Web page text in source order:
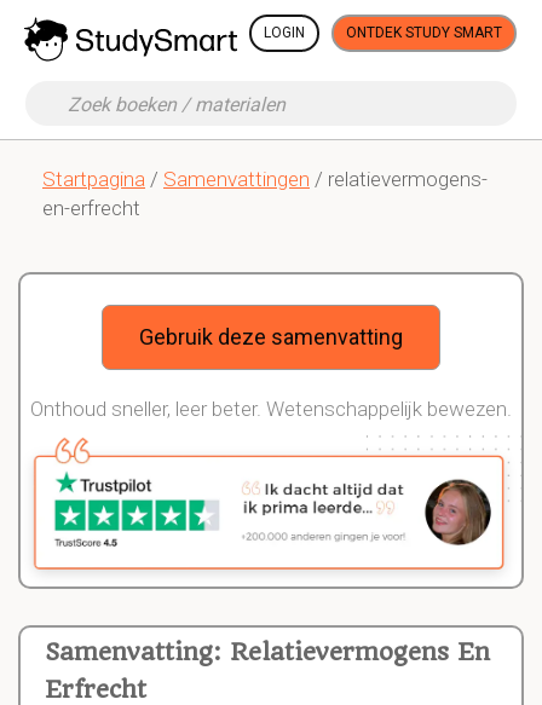
LOGIN ONTDEK STUDY SMART
Startpagina / Samenvattingen / relatievermogens-
en-erfrecht
Samenvatting: Relatievermogens En
Erfrecht
Gebruik deze samenvatting
Onthoud sneller, leer beter. Wetenschappelijk bewezen.